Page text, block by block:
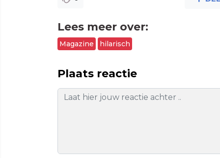
Lees meer over:
Magazine hilarisch
Plaats reactie